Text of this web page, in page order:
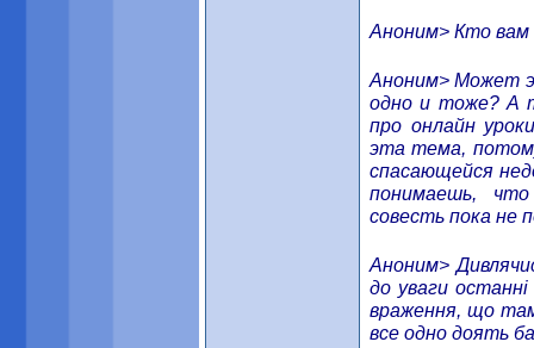
Аноним> Кто вам
Аноним> Может
одно и тоже? А
про онлайн
эта тема,
спасающейся
понимаешь,
совесть пока не
Аноним>
до уваги
враження, що
все одно доять